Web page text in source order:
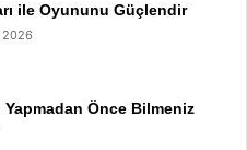
ile Oyununu Güçlendir
2026
Yapmadan Önce Bilmeniz